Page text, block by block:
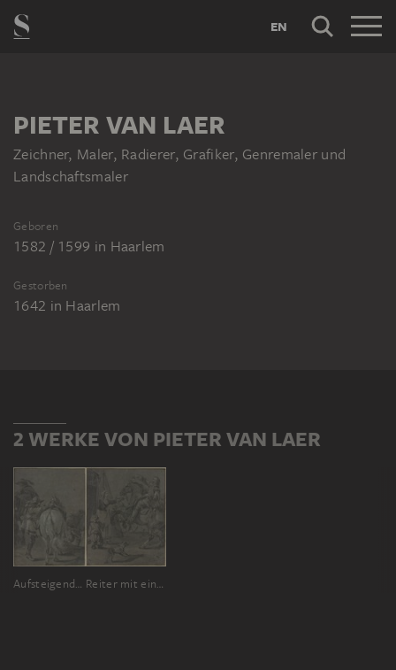
EN
PIETER VAN LAER
Zeichner, Maler, Radierer, Grafiker, Genremaler und
Landschaftsmaler
Geboren
1582 / 1599 in Haarlem
Gestorben
1642 in Haarlem
2 WERKE VON PIETER VAN LAER
Aufsteigender Reiter, eine Flinte auf dem Rücken, dabei ein anderer Reiter und ein Mann, der einen Korb auf dem Rücken trägt Reiter mit einer Schelle(?) in der Rechten, auf einem sich aufbäumendem Pferd sitzend, vor ihm seine ihn begrüßend aus dem Haus tretende Frau, dabei ein Kind in Rückansicht